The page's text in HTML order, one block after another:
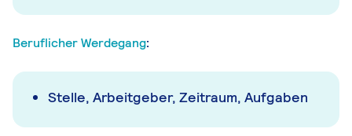
Beruflicher Werdegang:
Stelle, Arbeitgeber, Zeitraum, Aufgaben